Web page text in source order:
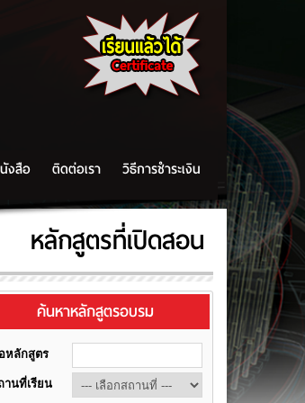
งสือ ติดต่อเรา
วิธีการชำระเงิน
หลักสูตรที่เปิดสอน
ค้นหาหลักสูตรอบรม
หลักสูตร
านที่เรียน